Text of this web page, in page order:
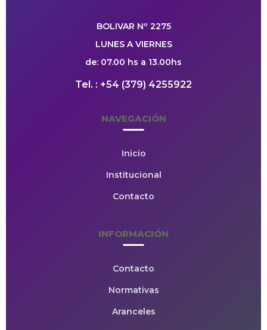
BOLIVAR Nº 2275
LUNES A VIERNES
de: 07.00 hs a 13.00hs
Tel. : +54 (379) 4255922
NAVEGACIÓN
Inicio
Institucional
Contacto
INFORMACIÓN
Contacto
Normativas
Aranceles